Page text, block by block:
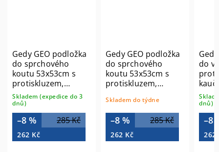
Gedy GEO podložka
do sprchového
koutu 53x53cm s
protiskluzem,
kaučuk, béžová
97535303
Skladem (expedice do 3
dnů)
285 Kč
–8 %
262 Kč
Gedy GEO podložka
do sprchového
koutu 53x53cm s
protiskluzem,
97535311
Skladem do týdne
285 Kč
–8 %
262 Kč
do
dnů)
–8
262